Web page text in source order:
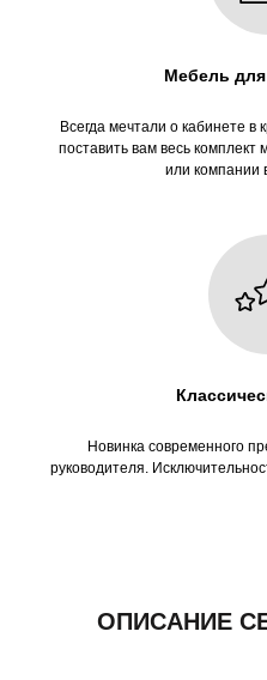
Мебель для
Всегда мечтали о кабинете
поставить вам весь
или компании
Новинка современного
руководителя.
ОСТАЛИСЬ
на все ваши вопросы
Отправить
Нажимая на кнопку, вы